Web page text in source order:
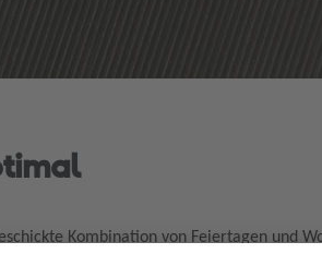
Kombination von Feiertagen und